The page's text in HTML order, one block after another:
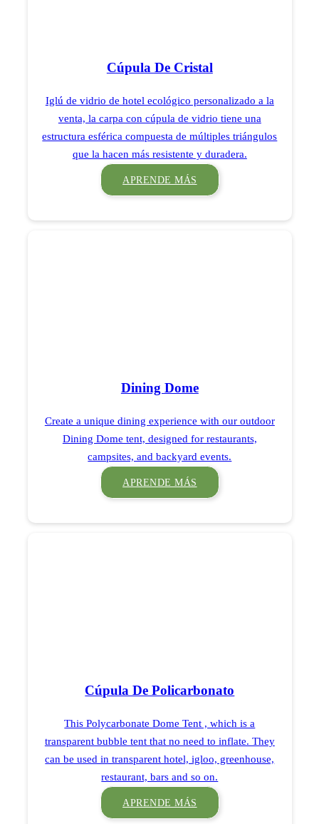
Cúpula De Cristal
Iglú de vidrio de hotel ecológico personalizado a la
venta, la carpa con cúpula de vidrio tiene una
estructura esférica compuesta de múltiples triángulos
que la hacen más resistente y duradera.
APRENDE MÁS
Dining Dome
Create a unique dining experience with our outdoor
Dining Dome tent, designed for restaurants,
campsites, and backyard events.
APRENDE MÁS
Cúpula De Policarbonato
This Polycarbonate Dome Tent , which is a
transparent bubble tent that no need to inflate. They
can be used in transparent hotel, igloo, greenhouse,
restaurant, bars and so on.
APRENDE MÁS